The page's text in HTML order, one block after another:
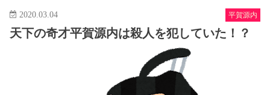
平賀源内
2020.03.04
天下の奇才平賀源内は殺人を犯していた！？